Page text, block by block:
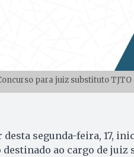
para juiz substituto
desta segunda-feira, 17,
ao cargo de juiz